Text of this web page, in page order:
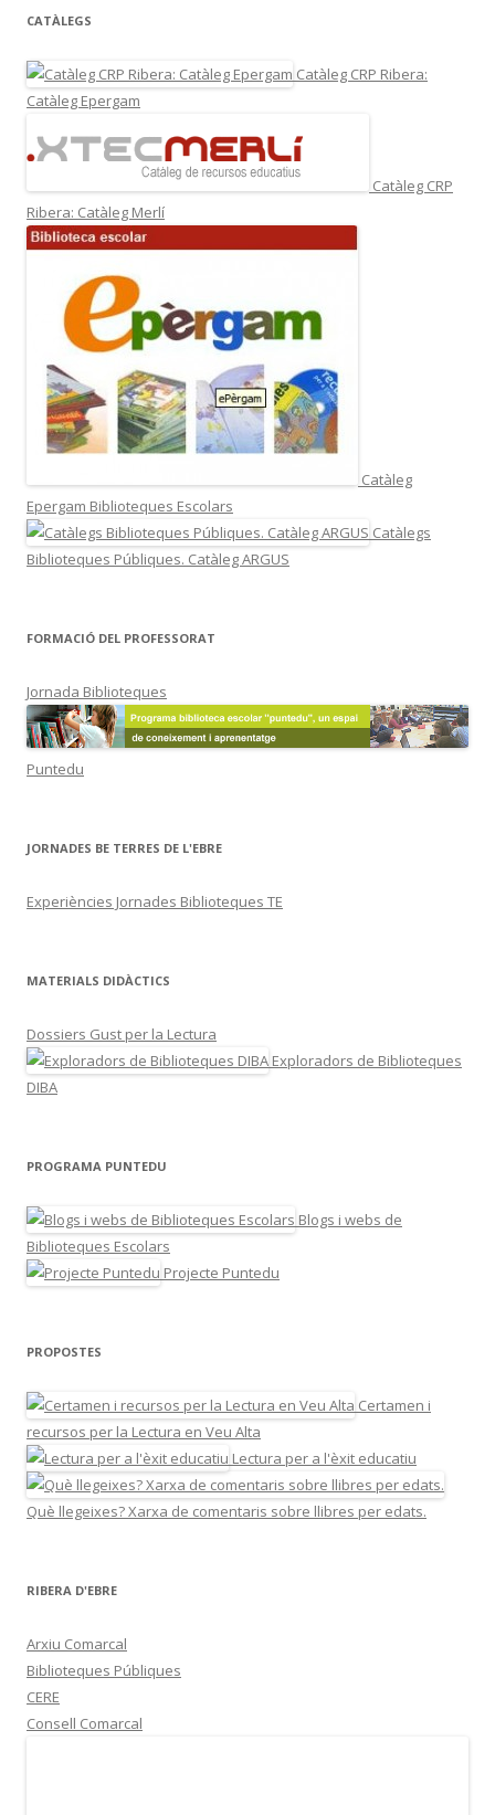
CATÀLEGS
Catàleg CRP Ribera:
Catàleg Epergam
Catàleg CRP
Ribera: Catàleg Merlí
Catàleg
Epergam Biblioteques Escolars
Catàlegs
Biblioteques Públiques. Catàleg ARGUS
FORMACIÓ DEL PROFESSORAT
Jornada Biblioteques
Puntedu
JORNADES BE TERRES DE L'EBRE
Experiències Jornades Biblioteques TE
MATERIALS DIDÀCTICS
Dossiers Gust per la Lectura
Exploradors de Biblioteques
DIBA
PROGRAMA PUNTEDU
Blogs i webs de
Biblioteques Escolars
Projecte Puntedu
PROPOSTES
Certamen i
recursos per la Lectura en Veu Alta
Lectura per a l'èxit educatiu
Què llegeixes? Xarxa de comentaris sobre llibres per edats.
RIBERA D'EBRE
Arxiu Comarcal
Biblioteques Públiques
CERE
Consell Comarcal